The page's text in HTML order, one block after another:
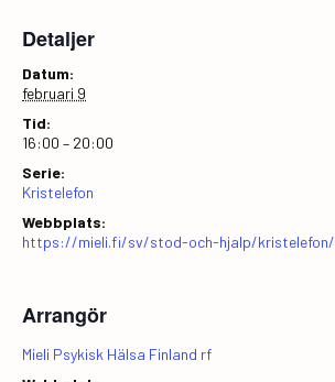
Detaljer
Datum:
februari 9
Tid:
16:00 – 20:00
Serie:
Kristelefon
Webbplats:
https://mieli.fi/sv/stod-och-hjalp/kristelefon/
Arrangör
Mieli Psykisk Hälsa Finland rf